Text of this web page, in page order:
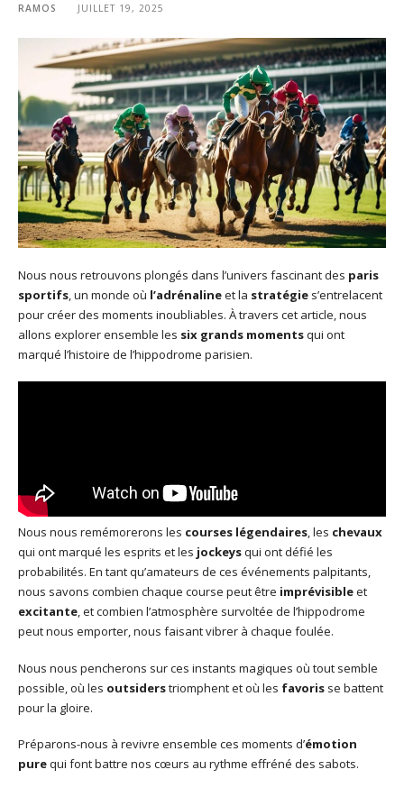
RAMOS
JUILLET 19, 2025
Nous nous retrouvons plongés dans l’univers fascinant des paris
sportifs, un monde où l’adrénalineet la stratégie s’entrelacent
pour créer des moments inoubliables. À travers cet article, nous
allons explorer ensemble les six grands momentsqui ont
marqué l’histoire de l’hippodrome parisien.
Nous nous remémorerons les courses légendaires, les chevaux
qui ont marqué les esprits et les jockeysqui ont défié les
probabilités. En tant qu’amateurs de ces événements palpitants,
nous savons combien chaque course peut être imprévisibleet
excitante, et combien l’atmosphère survoltée de l’hippodrome
peut nous emporter, nous faisant vibrer à chaque foulée.
Nous nous pencherons sur ces instants magiques où tout semble
possible, où les outsiderstriomphent et où les favoris se battent
pour la gloire.
Préparons-nous à revivre ensemble ces moments d’émotion
purequi font battre nos cœurs au rythme effréné des sabots.